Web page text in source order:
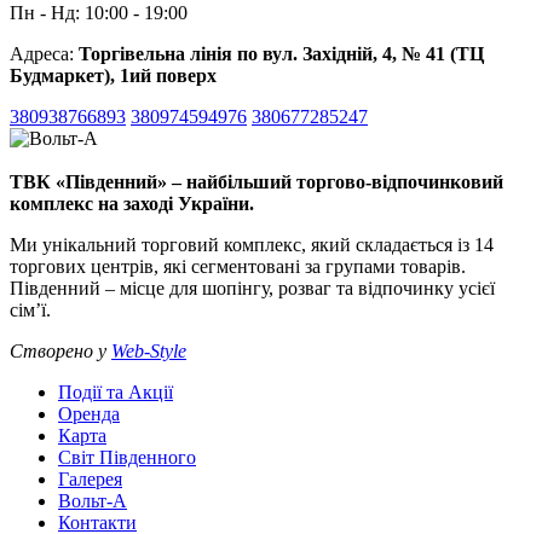
Пн - Нд: 10:00 - 19:00
Адреса: Торгівельна лінія по вул. Західній, 4, № 41 (ТЦ
Будмаркет), 1ий поверх
380938766893 380974594976 380677285247
ТВК «Південний» – найбільший торгово-відпочинковий
комплекс на заході України.
Ми унікальний торговий комплекс, який складається із 14
торгових центрів, які сегментовані за групами товарів.
Південний – місце для шопінгу, розваг та відпочинку усієї
сім’ї.
Створено у Web-Style
Події та Акції
Оренда
Карта
Світ Південного
Галерея
Вольт-А
Контакти